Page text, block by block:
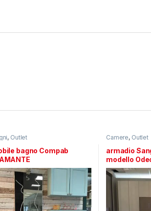
, Outlet
bagno Compab
Camere, Outlet
armadio
modello